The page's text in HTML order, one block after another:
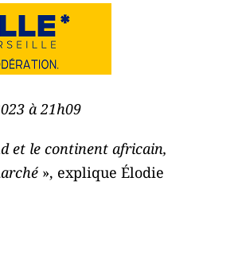
à 21h09
et le continent africain,
», explique Élodie